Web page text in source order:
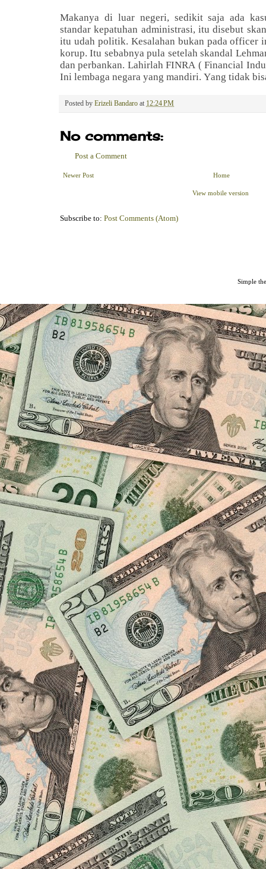
Makanya di luar negeri, sedikit saja ada
standar kepatuhan administrasi, itu disebut
itu udah politik. Kesalahan bukan pada officer
korup. Itu sebabnya pula setelah skandal
dan perbankan. Lahirlah FINRA ( Financial
Ini lembaga negara yang mandiri. Yang tidak
Posted by Erizeli Bandaro at 12:24 PM
No comments:
Post a Comment
Newer Post Home
View mobile version
Subscribe to: Post Comments (Atom)
Simple